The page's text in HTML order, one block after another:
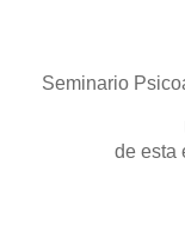
Seminario
de esta